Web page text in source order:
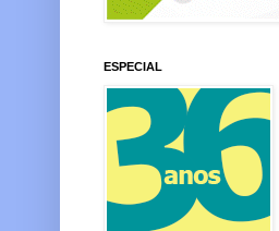
ESPECIAL